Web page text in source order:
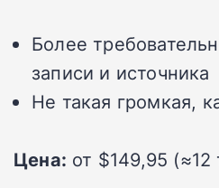
Более
записи и источника
Не такая громкая,
Цена: от $149,95 (≈12